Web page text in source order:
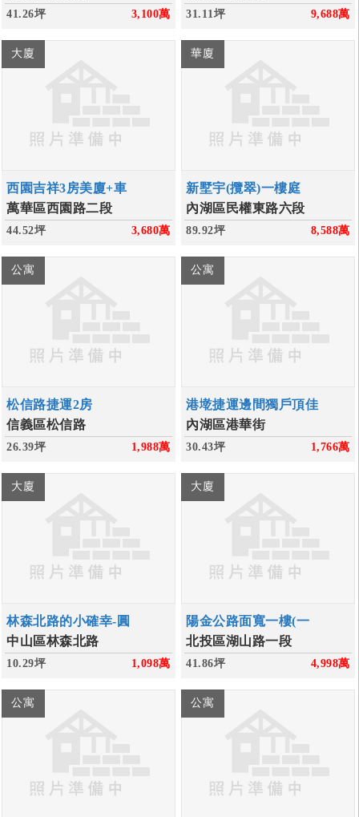
41.26坪 3,100萬 31.11坪 9,688萬
大廈
西園吉祥3房美廈+車
萬華區西園路二段
44.52坪 3,680萬
華廈
新墅宇(攬翠)一樓庭
內湖區民權東路六段
89.92坪 8,588萬
公寓
松信路捷運2房
信義區松信路
26.39坪 1,988萬
公寓
港墘捷運邊間獨戶頂佳
內湖區港華街
30.43坪 1,766萬
大廈
林森北路的小確幸-圓
中山區林森北路
10.29坪 1,098萬
大廈
陽金公路面寬一樓(一
北投區湖山路一段
41.86坪 4,998萬
公寓 公寓